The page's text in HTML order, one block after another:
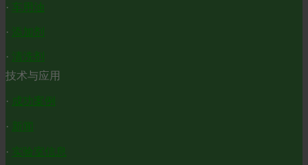
· 车用油
· 添加剂
· 清洗剂
技术与应用
· 成功案例
· 新闻
· 实验室信息